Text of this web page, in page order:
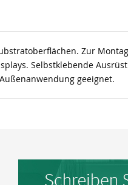
Zur
Selbstklebende
geeignet.